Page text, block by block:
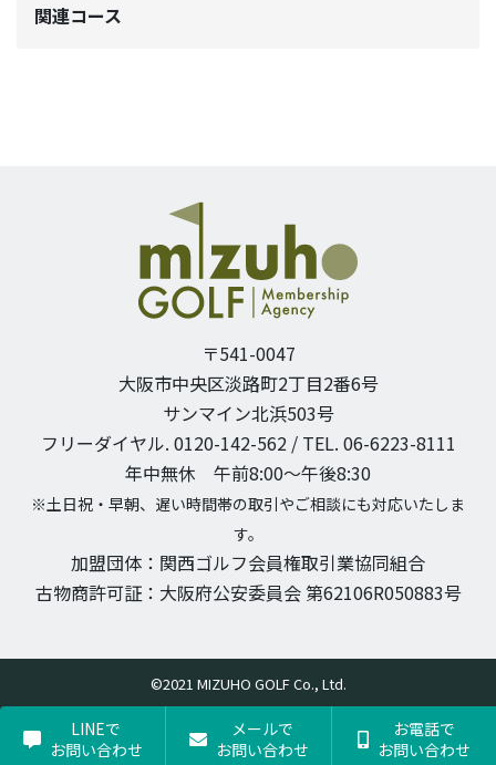
関連コース
〒541-0047
大阪市中央区淡路町2丁目2番6号
サンマイン北浜503号
フリーダイヤル. 0120-142-562 / TEL. 06-6223-8111
年中無休 午前8:00〜午後8:30
※土日祝・早朝、遅い時間帯の取引やご相談にも対応いたしま
す。
加盟団体：関西ゴルフ会員権取引業協同組合
古物商許可証：大阪府公安委員会 第62106R050883号
©2021 MIZUHO GOLF Co., Ltd.
LINEで
お問い合わせ
メールで
お問い合わせ
お電話で
お問い合わせ